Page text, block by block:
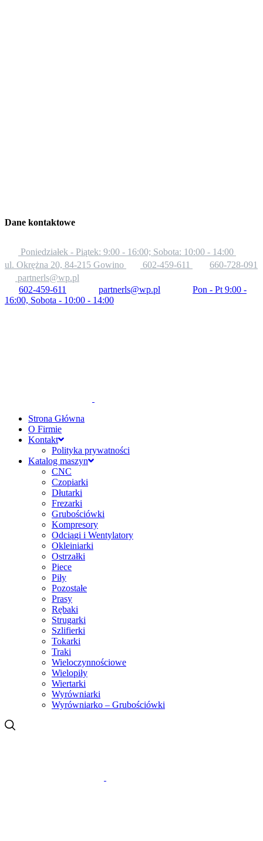
Dane kontaktowe
Poniedziałek - Piątek: 9:00 - 16:00; Sobota: 10:00 - 14:00
ul. Okrężna 20, 84-215 Gowino
602-459-611
660-728-091
partnerls@wp.pl
602-459-611
partnerls@wp.pl
Pon - Pt 9:00 -
16:00, Sobota - 10:00 - 14:00
Strona Główna
O Firmie
Kontakt
Polityka prywatności
Katalog maszyn
CNC
Czopiarki
Dłutarki
Frezarki
Grubościówki
Kompresory
Odciągi i Wentylatory
Okleiniarki
Ostrzałki
Piece
Piły
Pozostałe
Prasy
Rębaki
Strugarki
Szlifierki
Tokarki
Traki
Wieloczynnościowe
Wielopiły
Wiertarki
Wyrówniarki
Wyrówniarko – Grubościówki